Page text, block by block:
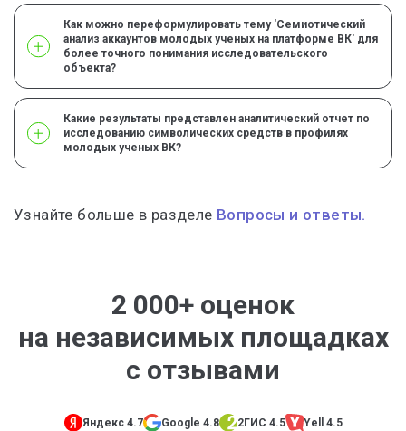
Как можно переформулировать тему 'Семиотический
анализ аккаунтов молодых ученых на платформе ВК' для
более точного понимания исследовательского
объекта?
Какие результаты представлен аналитический отчет по
исследованию символических средств в профилях
молодых ученых ВК?
Узнайте больше в разделе Вопросы и ответы.
2 000+ оценок
на независимых площадках
с отзывами
Яндекс 4.7 Google 4.8 2ГИС 4.5 Yell 4.5